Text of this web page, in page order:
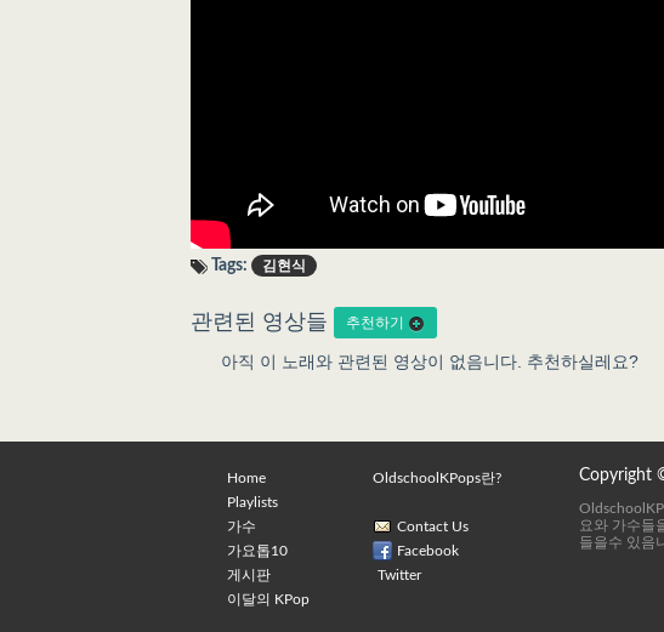
Tags: 김현식
관련된 영상들 추천하기
아직 이 노래와 관련된 영상이 없음니다. 추천하실레요?
Home
Playlists
가수
가요톱10
게시판
이달의 KPop
OldschoolKPops란?
Contact Us
Facebook
Twitter
Copyright
요와 가수들
들을수 있음